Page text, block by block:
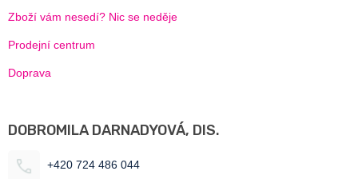
Zboží vám nesedí? Nic se neděje
Prodejní centrum
Doprava
DOBROMILA DARNADYOVÁ, DIS.
+420 724 486 044